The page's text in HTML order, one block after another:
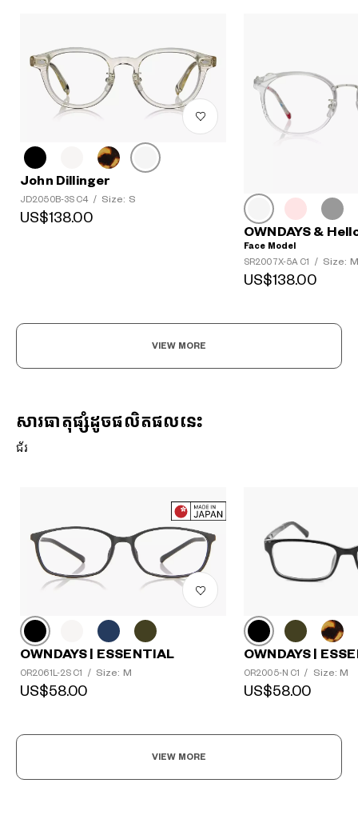
John Dillinger
JD2050B-3S C4 / Size: S
US$138.00
OWNDAYS &
Face Model
SR2007X-5A C1
/ Size: M
US$138.00
VIEW MORE
សារធាតុផ្សំដូចផលិតផលនេះ
ជ័រ
OWNDAYS | ESSENTIAL
OR2061L-2S C1 / Size: M
US$58.00
OWNDAYS |
OR2005-N C1 / Size: M
US$58.00
VIEW MORE